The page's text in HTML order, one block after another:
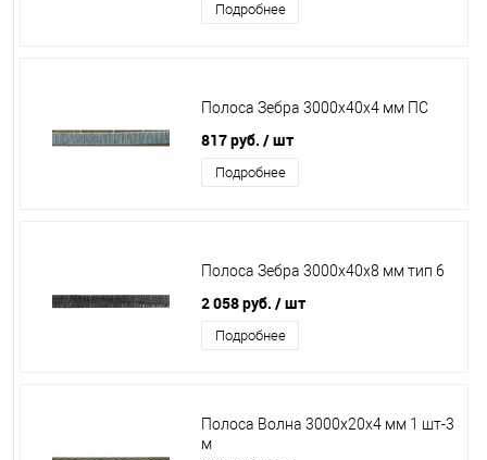
Подробнее
Полоса Зебра 3000х40х4 мм ПС
817 руб. / шт
Подробнее
Полоса Зебра 3000х40х8 мм тип 6
2 058 руб. / шт
Подробнее
Полоса Волна 3000х20х4 мм 1 шт-3
м